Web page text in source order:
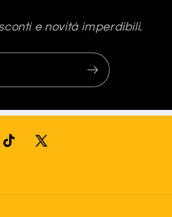
e novità imperdibili.
TikTok
X